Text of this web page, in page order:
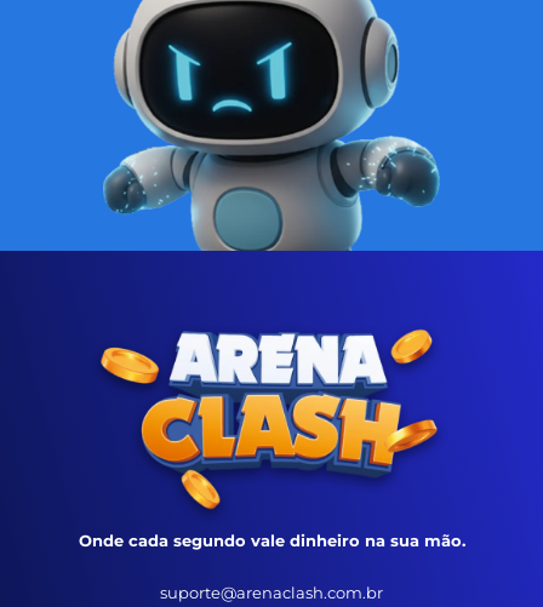
Onde cada segundo vale dinheiro na sua mão.
suporte@arenaclash.com.br